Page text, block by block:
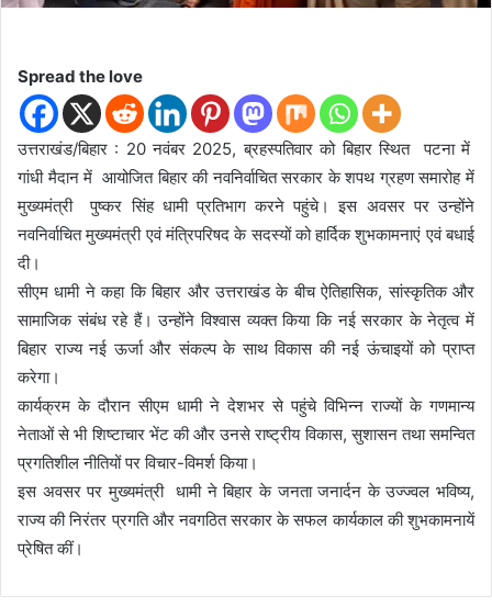
Spread the love
उत्तराखंड/बिहार : 20 नवंबर 2025, ब्रहस्पतिवार को बिहार स्थित पटना में
गांधी मैदान में आयोजित बिहार की नवनिर्वाचित सरकार के शपथ ग्रहण समारोह में
मुख्यमंत्री पुष्कर सिंह धामी प्रतिभाग करने पहुंचे। इस अवसर पर उन्होंने
नवनिर्वाचित मुख्यमंत्री एवं मंत्रिपरिषद के सदस्यों को हार्दिक शुभकामनाएं एवं बधाई
दी।
सीएम धामी ने कहा कि बिहार और उत्तराखंड के बीच ऐतिहासिक, सांस्कृतिक और
सामाजिक संबंध रहे हैं। उन्होंने विश्वास व्यक्त किया कि नई सरकार के नेतृत्व में
बिहार राज्य नई ऊर्जा और संकल्प के साथ विकास की नई ऊंचाइयों को प्राप्त
करेगा।
कार्यक्रम के दौरान सीएम धामी ने देशभर से पहुंचे विभिन्न राज्यों के गणमान्य
नेताओं से भी शिष्टाचार भेंट की और उनसे राष्ट्रीय विकास, सुशासन तथा समन्वित
प्रगतिशील नीतियों पर विचार-विमर्श किया।
इस अवसर पर मुख्यमंत्री धामी ने बिहार के जनता जनार्दन के उज्ज्वल भविष्य,
राज्य की निरंतर प्रगति और नवगठित सरकार के सफल कार्यकाल की शुभकामनायें
प्रेषित कीं।